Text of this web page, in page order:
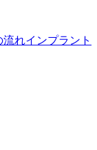
流れインプラント